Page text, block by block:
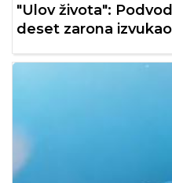
"Ulov života":
deset zarona